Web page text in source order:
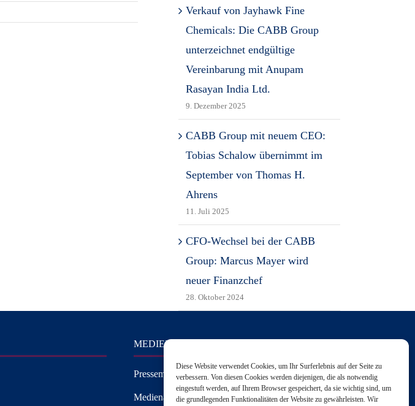
Diese Website verwendet Cookies, um Ihr Surferlebnis auf der Seite zu
verbessern. Von diesen Cookies werden diejenigen, die als notwendig
eingestuft werden, auf Ihrem Browser gespeichert, da sie wichtig sind, um
die grundlegenden Funktionalitäten der Website zu gewährleisten. Wir
Verkauf von Jayhawk Fine
Chemicals: Die CABB Group
unterzeichnet endgültige
Vereinbarung mit Anupam
Rasayan India Ltd.
9. Dezember 2025
CABB Group mit neuem CEO:
Tobias Schalow übernimmt im
September von Thomas H.
Ahrens
11. Juli 2025
CFO-Wechsel bei der CABB
Group: Marcus Mayer wird
neuer Finanzchef
28. Oktober 2024
MEDIEN
Pressemitteilungen
Medienanfragen